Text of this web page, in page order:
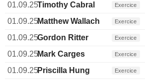
01.09.25Timothy Cabral Exercice
01.09.25Matthew Wallach Exercice
01.09.25Gordon Ritter Exercice
01.09.25Mark Carges Exercice
01.09.25Priscilla Hung Exercice